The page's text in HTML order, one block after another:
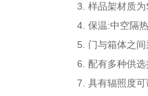
3. 样品架材质
4. 保温:中空隔
5. 门与箱体之
6. 配有多种供
7. 具有辐照度